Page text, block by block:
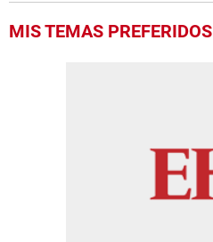
MIS TEMAS PREFERIDOS